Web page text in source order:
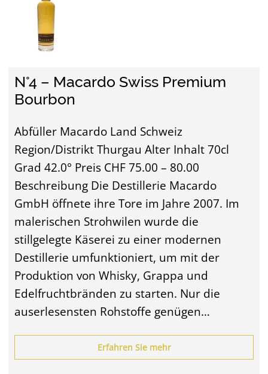
N°4 – Macardo Swiss Premium
Bourbon
Abfüller Macardo Land Schweiz
Region/Distrikt Thurgau Alter Inhalt 70cl
Grad 42.0° Preis CHF 75.00 – 80.00
Beschreibung Die Destillerie Macardo
GmbH öffnete ihre Tore im Jahre 2007. Im
malerischen Strohwilen wurde die
stillgelegte Käserei zu einer modernen
Destillerie umfunktioniert, um mit der
Produktion von Whisky, Grappa und
Edelfruchtbränden zu starten. Nur die
auserlesensten Rohstoffe genügen…
Erfahren Sie mehr